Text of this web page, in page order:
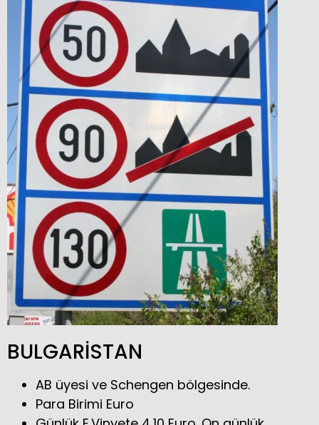
BULGARİSTAN
AB üyesi ve Schengen bölgesinde.
Para Birimi Euro